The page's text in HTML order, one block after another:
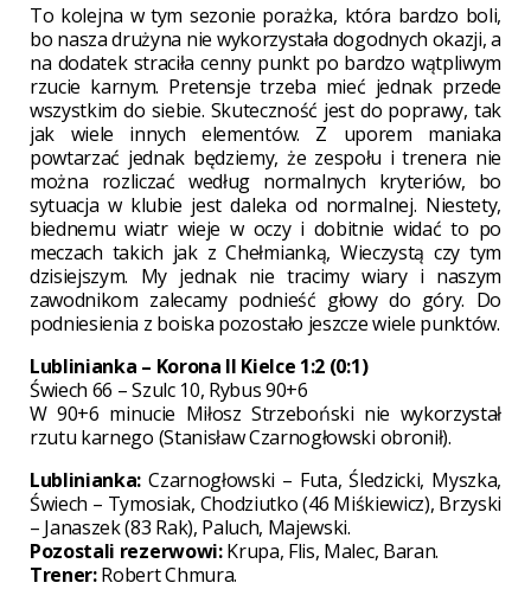
To kolejna w tym sezonie porażka, która bardzo boli,
bo nasza drużyna nie wykorzystała dogodnych okazji, a
na dodatek straciła cenny punkt po bardzo wątpliwym
rzucie karnym. Pretensje trzeba mieć jednak przede
wszystkim do siebie. Skuteczność jest do poprawy, tak
jak wiele innych elementów. Z uporem maniaka
powtarzać jednak będziemy, że zespołu i trenera nie
można rozliczać według normalnych kryteriów, bo
sytuacja w klubie jest daleka od normalnej. Niestety,
biednemu wiatr wieje w oczy i dobitnie widać to po
meczach takich jak z Chełmianką, Wieczystą czy tym
dzisiejszym. My jednak nie tracimy wiary i naszym
zawodnikom zalecamy podnieść głowy do góry. Do
podniesienia z boiska pozostało jeszcze wiele punktów.
Lublinianka – Korona II Kielce 1:2 (0:1)
Świech 66 – Szulc 10, Rybus 90+6
W 90+6 minucie Miłosz Strzeboński nie wykorzystał
rzutu karnego (Stanisław Czarnogłowski obronił).
Lublinianka: Czarnogłowski – Futa, Śledzicki, Myszka,
Świech – Tymosiak, Chodziutko (46 Miśkiewicz), Brzyski
– Janaszek (83 Rak), Paluch, Majewski.
Pozostali rezerwowi:Krupa, Flis, Malec, Baran.
Trener:Robert Chmura.